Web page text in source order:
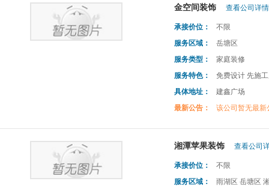
金空间装饰 查看公司详
承接价位：
不限
服务区域：
岳塘区
服务类型：
家庭装修
服务特色：
免费设计 先施
具体地址：
建鑫广场
最新公告：
该公司暂无最新
湘潭苹果装饰 查看公司
承接价位：
不限
服务区域：
雨湖区 岳塘区